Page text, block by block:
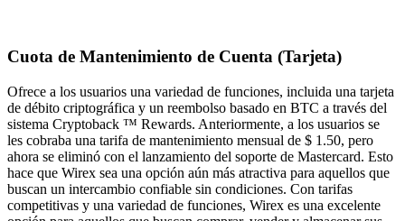
Cuota de Mantenimiento de Cuenta (Tarjeta)
Ofrece a los usuarios una variedad de funciones, incluida una tarjeta
de débito criptográfica y un reembolso basado en BTC a través del
sistema Cryptoback ™ Rewards. Anteriormente, a los usuarios se
les cobraba una tarifa de mantenimiento mensual de $ 1.50, pero
ahora se eliminó con el lanzamiento del soporte de Mastercard. Esto
hace que Wirex sea una opción aún más atractiva para aquellos que
buscan un intercambio confiable sin condiciones. Con tarifas
competitivas y una variedad de funciones, Wirex es una excelente